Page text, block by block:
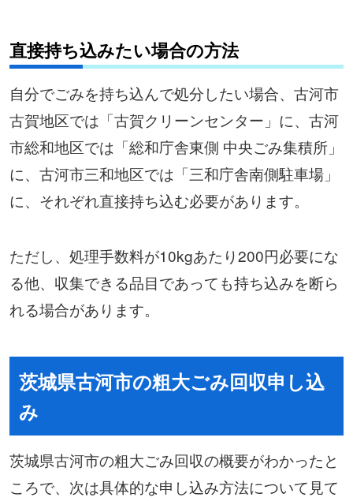
直接持ち込みたい場合の方法
自分でごみを持ち込んで処分したい場合、古河市
古賀地区では「古賀クリーンセンター」に、古河
市総和地区では「総和庁舎東側 中央ごみ集積所」
に、古河市三和地区では「三和庁舎南側駐車場」
に、それぞれ直接持ち込む必要があります。
ただし、処理手数料が10kgあたり200円必要にな
る他、収集できる品目であっても持ち込みを断ら
れる場合があります。
茨城県古河市の粗大ごみ回収申し込
み
茨城県古河市の粗大ごみ回収の概要がわかったと
ころで、次は具体的な申し込み方法について見て